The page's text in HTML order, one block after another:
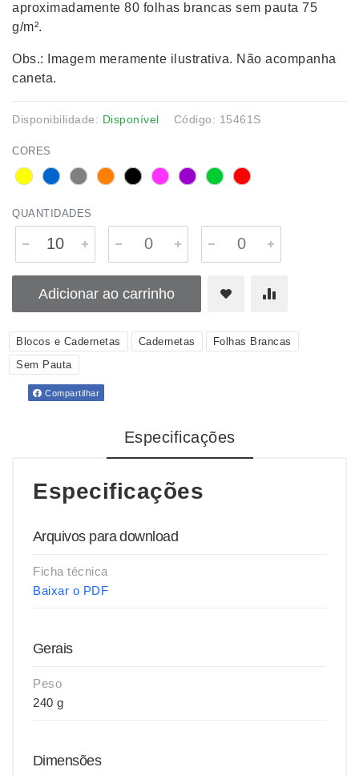
aproximadamente 80 folhas brancas sem pauta 75
g/m².
Obs.: Imagem meramente ilustrativa. Não acompanha
caneta.
Disponibilidade: Disponível Código: 15461S
CORES
QUANTIDADES
Adicionar ao carrinho
Blocos e Cadernetas Cadernetas
Folhas Brancas
Sem Pauta
Compartilhar
Especificações
Especificações
Arquivos para download
Ficha técnica
Baixar o PDF
Gerais
Peso
240 g
Dimensões